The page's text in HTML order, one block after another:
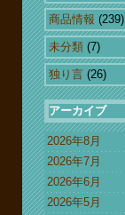
商品情報 (239)
未分類 (7)
独り言 (26)
アーカイブ
2026年8月
2026年7月
2026年6月
2026年5月